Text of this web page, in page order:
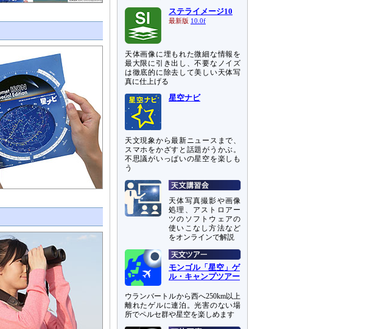
ステライメージ10
最新版 10.0f
天体画像に埋もれた微細な情報を
最大限に引き出し、不要なノイズ
は徹底的に除去して美しい天体写
真に仕上げる
星空ナビ
天文現象から最新ニュースまで、
スマホをかざすと話題がうかぶ。
不思議がいっぱいの星空を楽しも
う
天体写真撮影や画像
処理、アストロアー
ツのソフトウェアの
使いこなし方法など
をオンラインで解説
モンゴル「星空」ゲ
ル・キャンプツアー
ウランバートルから西へ250km以上
離れたゲルに連泊。光害のない場
所でペルセ群や星空を楽しめます